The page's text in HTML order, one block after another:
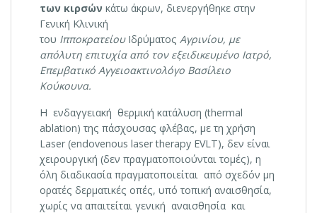
των κιρσών κάτω άκρων, διενεργήθηκε στην
Γενική Κλινική
του ΙπποκρατείουΙδρύματος Αγρινίου, με
απόλυτη επιτυχία από τον εξειδικευμένο Ιατρό,
Επεμβατικό Αγγειοακτινολόγο Βασίλειο
Κούκουνα.
Η ενδαγγειακή θερμική κατάλυση (thermal
ablation) της πάσχουσας φλέβας, με τη χρήση
Laser (endovenous laser therapy EVLT), δεν είναι
χειρουργική (δεν πραγματοποιούνται τομές), η
όλη διαδικασία πραγματοποιείται από σχεδόν μη
ορατές δερματικές οπές, υπό τοπική αναισθησία,
χωρίς να απαιτείται γενική αναισθησία και